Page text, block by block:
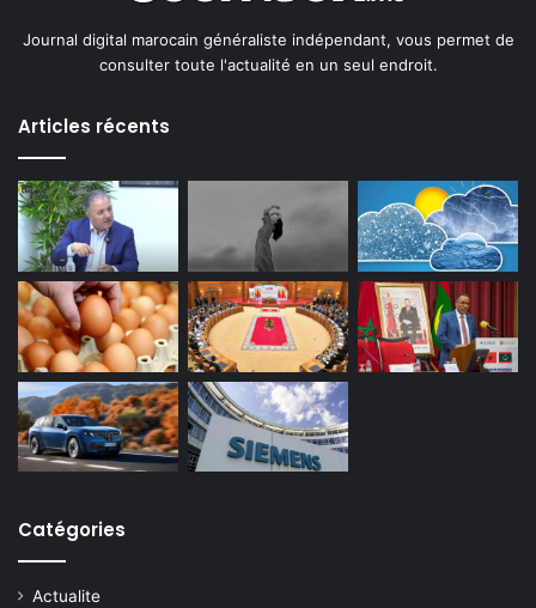
Journal digital marocain généraliste indépendant, vous permet de
consulter toute l'actualité en un seul endroit.
Articles récents
Catégories
Actualite